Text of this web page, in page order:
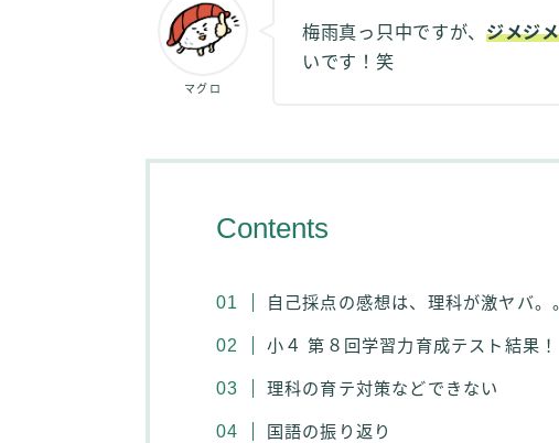
マグロ
梅雨真っ只中ですが、 ジメジ
いです！笑
Contents
自己採点の感想は、理科が激ヤバ。
小４ 第８回学習力育成テスト結果！
理科の育テ対策などできない
国語の振り返り